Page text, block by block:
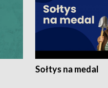
Sołtys na medal